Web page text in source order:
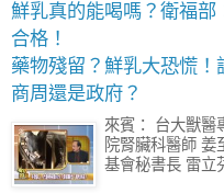
鮮乳真的能喝嗎？衛福部
合格！
藥物殘留？鮮乳大恐慌！
商周還是政府？
來賓： 台大獸醫
院腎臟科醫師 姜
基會秘書長 雷立